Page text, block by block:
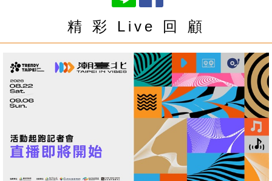
精 彩 Live 回 顧